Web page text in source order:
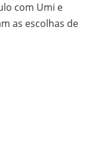
com Umi e
as escolhas de